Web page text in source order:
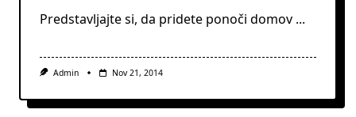
Predstavljajte si, da pridete ponoči domov ...
Admin Nov 21, 2014